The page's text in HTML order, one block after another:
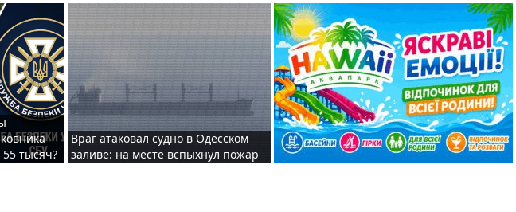
тысяч?
Враг атаковал судно в Одесском
заливе: на месте вспыхнул пожар